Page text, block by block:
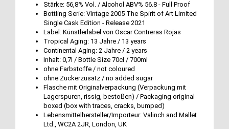
Stärke: 56,8% Vol. / Alcohol ABV% 56.8 - Full Proof
Bottling Serie: Vintage 2005 The Spirit of Art Limited
Single Cask Edition - Release 2021
Label: Künstlerlabel von Oscar Contreras Rojas
Tropical Aging: 13 Jahre / 13 years
Continental Aging: 2 Jahre / 2 years
Inhalt: 0,7l / Bottle Size 70cl / 700ml
ohne Farbstoffe / not coloured
ohne Zuckerzusatz / no added sugar
Flasche mit Originalverpackung (Verpackung mit
Lagerspuren, rissig, bestoßen) / Packaging original
boxed (box with traces, cracks, bumped)
Lebensmittelhersteller/Importeur: Valinch and Mallet
Ltd., WC2A 2JR, London, UK